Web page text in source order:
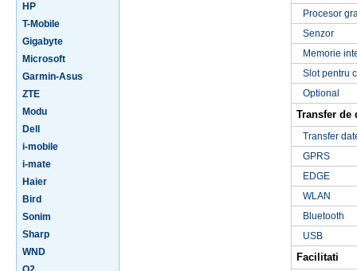
HP
T-Mobile
Gigabyte
Microsoft
Garmin-Asus
ZTE
Modu
Dell
i-mobile
i-mate
Haier
Bird
Sonim
Sharp
WND
Procesor
Senzor
Memorie
Slot pentru
Optional
Transfer de
Transfer
GPRS
EDGE
WLAN
Bluetooth
USB
Facilitati